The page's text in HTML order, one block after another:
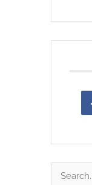
Search